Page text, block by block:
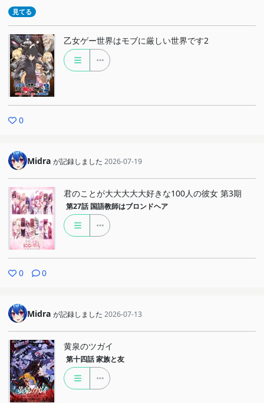
見てる
乙女ゲー世界はモブに厳しい世界です2
0
Midra が記録しました 2026-07-19
君のことが大大大大大好きな100人の彼女 第3期
第27話 国語教師はブロンドヘア
0 0
Midra が記録しました 2026-07-13
黄泉のツガイ
第十四話 家族と友